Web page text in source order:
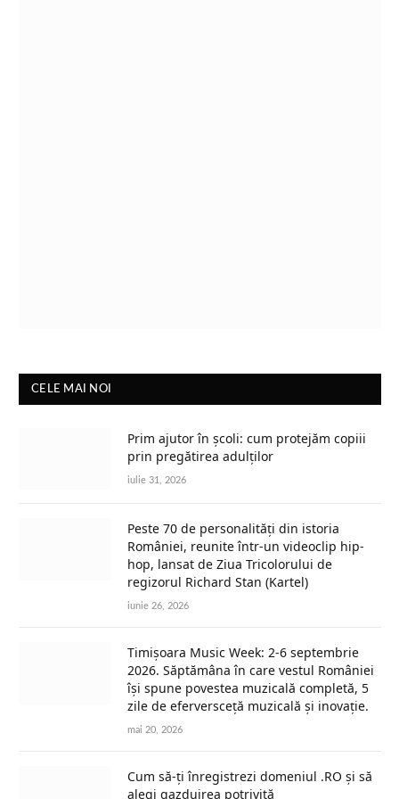
CELE MAI NOI
Prim ajutor în școli: cum protejăm copiii
prin pregătirea adulților
iulie 31, 2026
Peste 70 de personalități din istoria
României, reunite într-un videoclip hip-
hop, lansat de Ziua Tricolorului de
regizorul Richard Stan (Kartel)
iunie 26, 2026
Timișoara Music Week: 2-6 septembrie
2026. Săptămâna în care vestul României
își spune povestea muzicală completă, 5
zile de eferversceță muzicală și inovație.
mai 20, 2026
Cum să-ți înregistrezi domeniul .RO și să
alegi gazduirea potrivită